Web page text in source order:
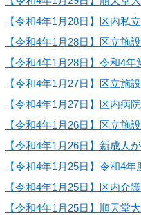
【令和4年1月28日】区内私
【令和4年1月28日】区立施
【令和4年1月28日】令和4
【令和4年1月27日】区立施
【令和4年1月27日】区内病
【令和4年1月26日】区立施
【令和4年1月26日】新成人
【令和4年1月25日】令和4
【令和4年1月25日】区内介
【令和4年1月25日】順天堂